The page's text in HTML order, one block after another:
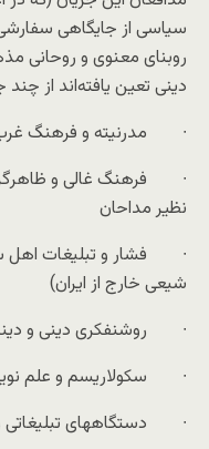
سیاسی از جایگاهی سفارشی
روبنای معنوی و
دینی تعین یافته‌اند از
∙ مدرنیته و فرهنگ
∙ فرهنگ غالی و
نظیر مداحان
∙ فشار و تبلیغات اهل
شیعی خارج از ایران)
∙ روشنفکری دینی و
∙ سکولاریسم و علم
∙ دستگاههای تبلیغاتی و